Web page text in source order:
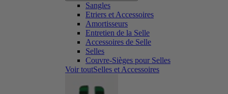
Sangles
Etriers et Accessoires
Amortisseurs
Entretien de la Selle
Accessoires de Selle
Selles
Couvre-Sièges pour Selles
Voir toutSelles et Accessoires